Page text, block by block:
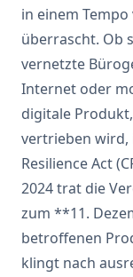
in einem
überrascht. Ob
vernetzte
Internet oder
digitale
vertrieben wird,
Resilience Act
2024 trat die
zum **11.
betroffenen
klingt nach